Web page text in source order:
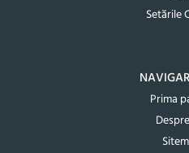
Setările
Prima